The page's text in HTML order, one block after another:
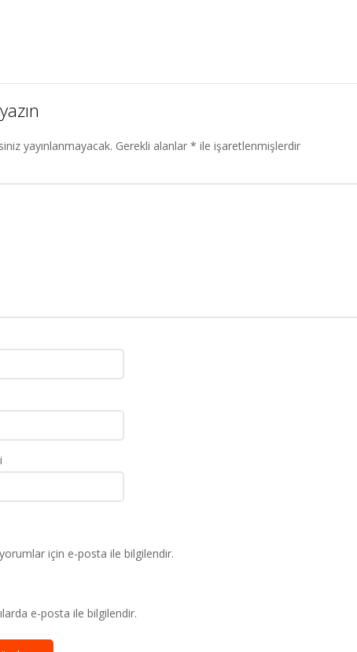
yayınlanmayacak. Gerekli alanlar * ile işaretlenmişlerdir
için e-posta ile bilgilendir.
e-posta ile bilgilendir.